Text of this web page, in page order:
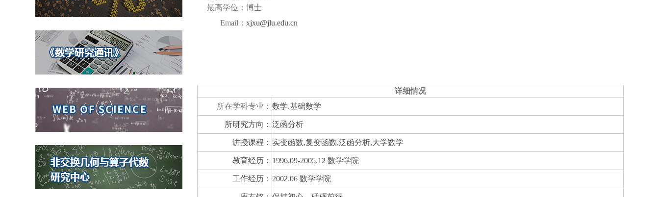
最高学位： 博士
Email： xjxu@jlu.edu.cn
详细情况
所在学科专业： 数学.基础数学
所研究方向： 泛函分析
讲授课程： 实变函数,复变函数,泛函分析,大学数学
教育经历： 1996.09-2005.12 数学学院
工作经历： 2002.06 数学学院